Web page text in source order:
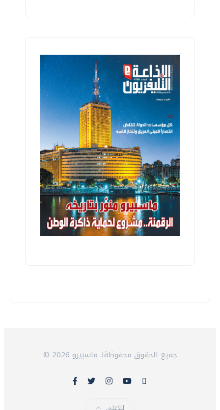
© 2026 جميع الحقوق محفوظةلـ ماسبيرو